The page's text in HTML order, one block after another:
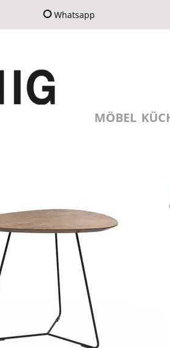
Whatsapp
MÖBEL